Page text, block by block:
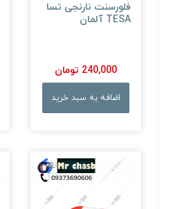
فلورسنت نارنجی تسا
TESA آلمان
240,000 تومان
اضافه به سبد خرید